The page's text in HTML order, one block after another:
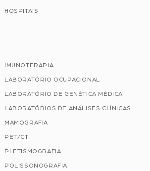
HOSPITAIS
IMUNOTERAPIA
LABORATÓRIO OCUPACIONAL
LABORATÓRIO DE GENÉTICA MÉDICA
LABORATÓRIOS DE ANÁLISES CLÍNICAS
MAMOGRAFIA
PET/CT
PLETISMOGRAFIA
POLISSONOGRAFIA